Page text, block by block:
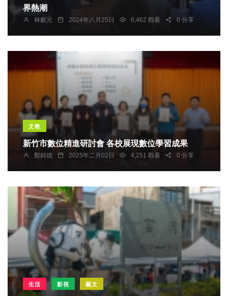
界熱潮
林獻元 2024年八月25日 6,462 觀看 0 分享
文教
新竹市數位精進研討會 各校展現數位學習成果
鄭銘德 2025年二月02日 4,251 觀看 0 分享
生活 影視 藝文